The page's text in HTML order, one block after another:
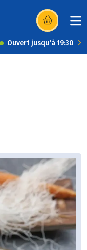
(s’ouvre dans
Ouvert jusqu'à 19:30